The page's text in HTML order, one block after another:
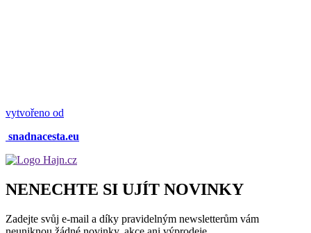
vytvořeno od
snadnacesta.eu
NENECHTE SI UJÍT NOVINKY
Zadejte svůj e-mail a díky pravidelným newsletterům vám